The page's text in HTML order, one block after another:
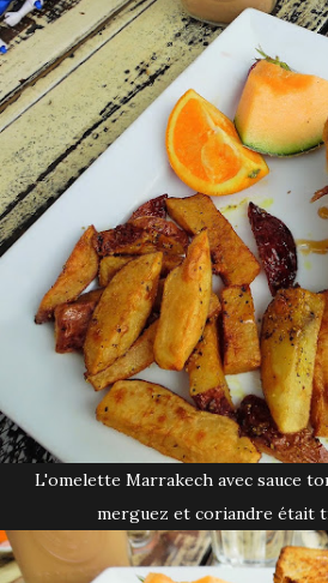
L'omelette Marrakech avec sauce tomate, oignons rouges,
merguez et coriandre était